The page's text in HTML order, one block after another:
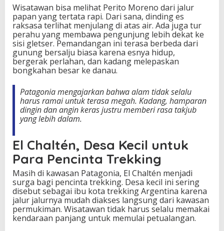
Wisatawan bisa melihat Perito Moreno dari jalur
papan yang tertata rapi. Dari sana, dinding es
raksasa terlihat menjulang di atas air. Ada juga tur
perahu yang membawa pengunjung lebih dekat ke
sisi gletser. Pemandangan ini terasa berbeda dari
gunung bersalju biasa karena esnya hidup,
bergerak perlahan, dan kadang melepaskan
bongkahan besar ke danau.
Patagonia mengajarkan bahwa alam tidak selalu
harus ramai untuk terasa megah. Kadang, hamparan
dingin dan angin keras justru memberi rasa takjub
yang lebih dalam.
El Chaltén, Desa Kecil untuk
Para Pencinta Trekking
Masih di kawasan Patagonia, El Chaltén menjadi
surga bagi pencinta trekking. Desa kecil ini sering
disebut sebagai ibu kota trekking Argentina karena
jalur jalurnya mudah diakses langsung dari kawasan
permukiman. Wisatawan tidak harus selalu memakai
kendaraan panjang untuk memulai petualangan.